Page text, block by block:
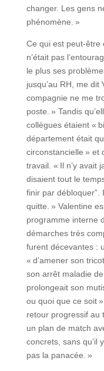
changer. Les gens
phénomène. »
Ce qui est peut-être
n’était pas
le plus ses
jusqu’au RH, me dit
compagnie ne me
poste. » Tandis
collègues étaient «
département était
circonstancielle » et
travail. « Il n’y avait
disaient tout le
finir par débloquer”.
quitte. » Valentine
programme interne
démarches très
furent décevantes :
« d’amener son
son arrêt maladie
prolongeait son
ou quoi que ce soit
retour progressif au
un plan de match
concrets, sans qu’il
pas la panacée. »